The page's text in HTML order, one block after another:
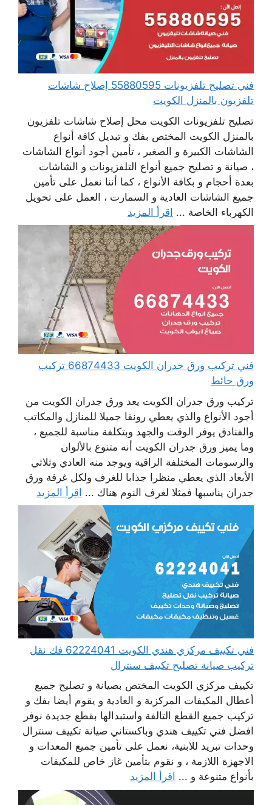
فني تصليح تلفزيونات 55880595 إصلاح شاشات
تلفزيون بالمنزل الكويت
تصليح تلفزيونات الكويت محل إصلاح شاشات تلفزيون
بالمنزل الكويت المختص بفك و تبديل كافة أنواع
الشاشات الكبيرة و الصغير ، تأمين أجود أنواع الشاشات
، صيانة و تصليح جميع أنواع التلفزيونات و الشاشات
بعدة أحجام و بكافة الأنواع ، كما أننا نعمل على تأمين
جميع الشاشات العادية و السمارت ، العمل على تحويل
الكهرباء الخاصة ... اقرأ المزيد
فني تركيب ورق جدران الكويت 66874433 تركيب
ورق حائط
تركيب ورق جدران الكويت يعد ورق جدران الكويت من
أجود الأنواع والذي يعطي رونقا جميلا للمنازل والمكاتب
والفنادق يوفر الوقت والجهد وبتكلفة مناسبة للجميع ،
وما يميز ورق جدران الكويت أنه متنوع بالألوان
والرسومات المختلفة الراقية ويوجد منه العادي وثلاثي
الأبعاد الذي يعطي منظرا جذابا للغرف ولكل غرفة ورق
جدران يناسبها فمثلا لغرف النوم هناك ... اقرأ المزيد
فني تكييف مركزي هندي الكويت 62224041 فك نقل
تركيب صيانة تصليح تكييف سنترال
تكييف مركزي الكويت المختص بصيانة و تصليح جميع
أعطال المكيفات المركزية و العادية و يقوم أيضا بفك و
تركيب جميع القطع التالفة واستبدالها بقطع جديدة نوفر
افضل فني تكييف هندي وباكستاني صيانة تكييف سنترال
وحدات تبريد للابنية، نعمل على تأمين جميع المعدات و
الاجهزة اللازمة ، و نقوم بتأمين غاز خاص للمكيفات
بأنواع متنوعة و ... اقرأ المزيد